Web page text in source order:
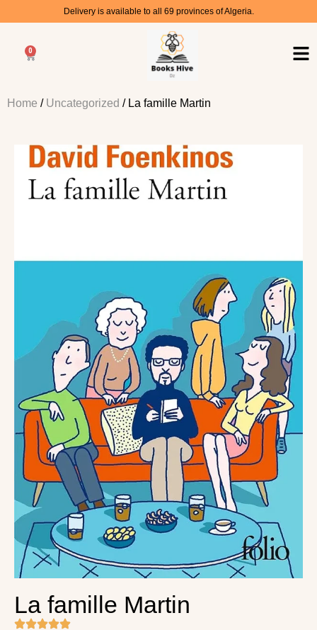
Delivery is available to all 69 provinces of Algeria.
0
Home / Uncategorized / La famille Martin
La famille Martin